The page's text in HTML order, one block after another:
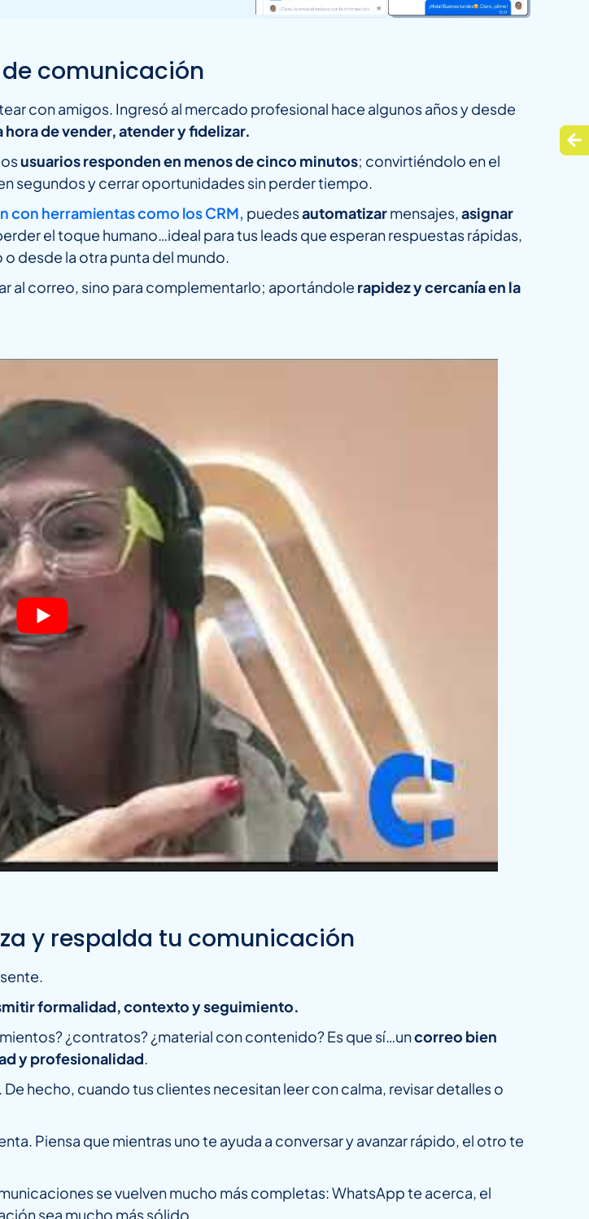
comunicación
con amigos. Ingresó al mercado profesional hace algunos años y desde
hora de vender, atender y fidelizar.
usuarios responden en menos de cinco minutos; convirtiéndolo en el
segundos y cerrar oportunidades sin perder tiempo.
con herramientas como los CRM, puedesautomatizarmensajes,asignar
el toque humano…ideal para tus leads que esperan respuestas rápidas,
desde la otra punta del mundo.
al correo, sino para complementarlo; aportándole rapidez y cercanía en la
y respalda tu comunicación
formalidad, contexto y seguimiento.
¿contratos? ¿material con contenido? Es que sí…uncorreo bien
y profesionalidad.
hecho, cuando tus clientes necesitan leer con calma, revisar detalles o
Piensa que mientras uno te ayuda a conversar y avanzar rápido, el otro te
se vuelven mucho más completas: WhatsApp te acerca, el
sea mucho más sólido.